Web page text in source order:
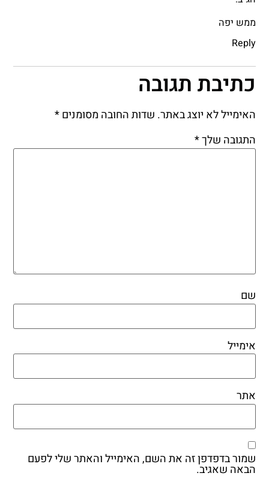
ממש יפה
Reply
כתיבת תגובה
האימייל לא יוצג באתר. שדות החובה מסומנים*
התגובה שלך*
שם
אימייל
אתר
שמור בדפדפן זה את השם, האימייל והאתר שלי לפעם
הבאה שאגיב.